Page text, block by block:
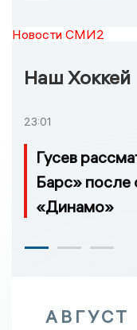
Новости СМИ2
Наш Хоккей
23:01
Гусев
Барс» после
«Динамо»
АВГУСТ